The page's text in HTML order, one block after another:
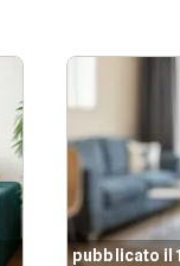
pubblicato il